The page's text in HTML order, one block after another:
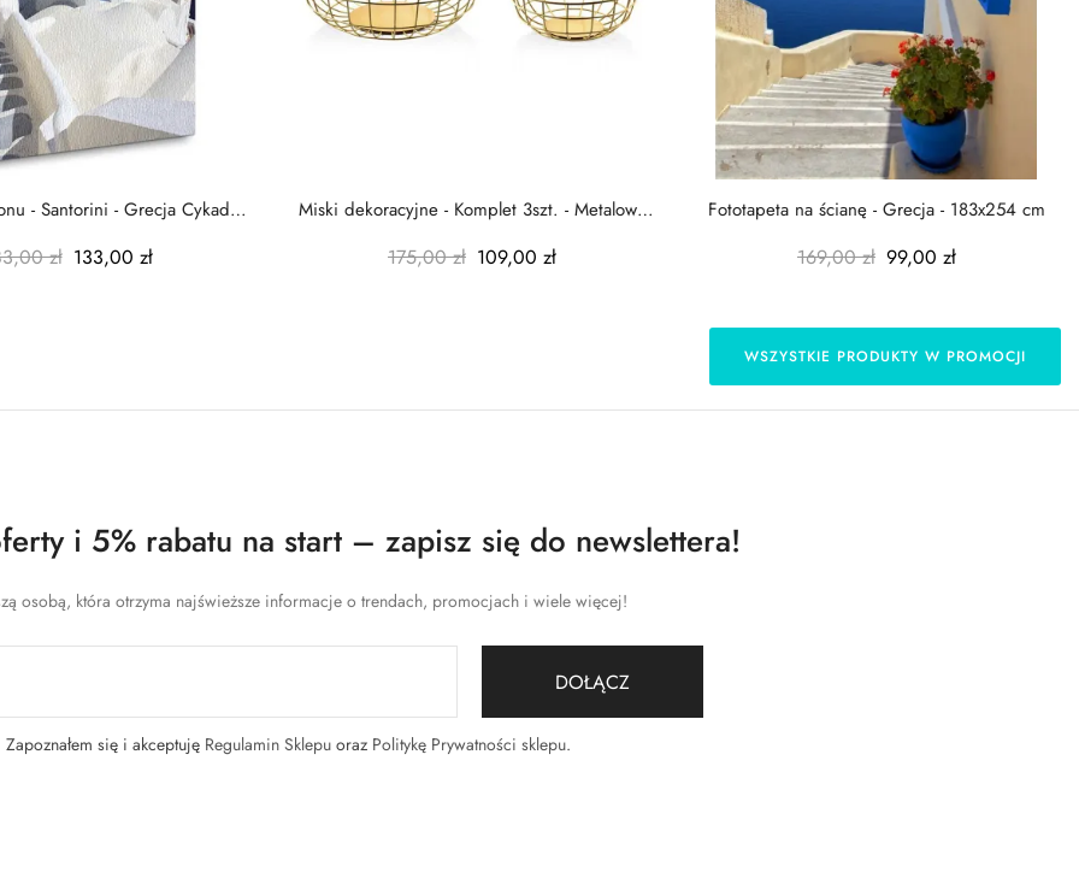
- Santorini - Grecja Cykady
zł 133,00 zł
Miski dekoracyjne - Komplet 3szt. - Metalowe
175,00 zł 109,00 zł
Fototapeta na ścianę - Grecja - 183x254 cm
169,00 zł 99,00 zł
WSZYSTKIE PRODUKTY W PROMOCJI
i 5% rabatu na start – zapisz się do newslettera!
osobą, która otrzyma najświeższe informacje o trendach, promocjach i wiele więcej!
DOŁĄCZ
Zapoznałem się i akceptuję Regulamin Sklepuoraz Politykę Prywatności sklepu.